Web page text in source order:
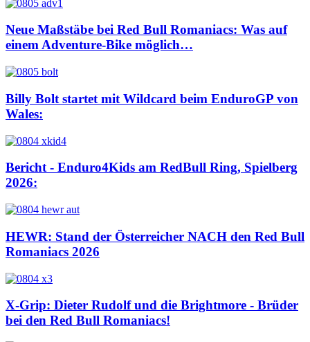
Neue Maßstäbe bei Red Bull Romaniacs: Was auf
einem Adventure-Bike möglich…
Billy Bolt startet mit Wildcard beim EnduroGP von
Wales:
Bericht - Enduro4Kids am RedBull Ring, Spielberg
2026:
HEWR: Stand der Österreicher NACH den Red Bull
Romaniacs 2026
X-Grip: Dieter Rudolf und die Brightmore - Brüder
bei den Red Bull Romaniacs!